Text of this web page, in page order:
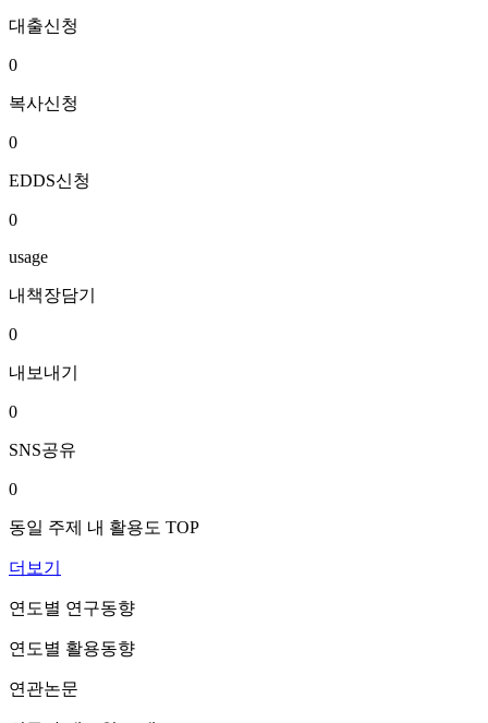
대출신청
0
복사신청
0
EDDS신청
0
usage
내책장담기
0
내보내기
0
SNS공유
0
동일 주제 내 활용도 TOP
더보기
연도별 연구동향
연도별 활용동향
연관논문